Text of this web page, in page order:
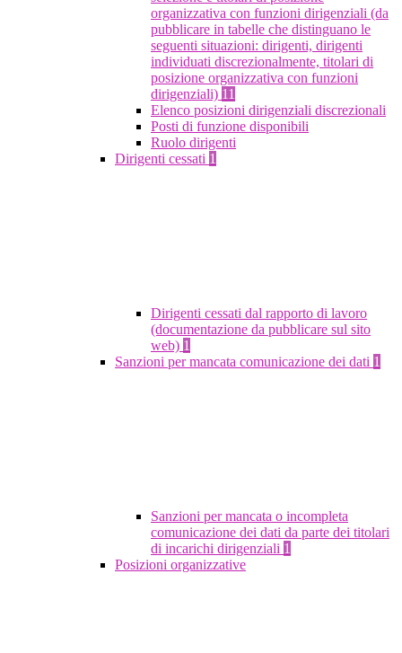
organizzativa con funzioni dirigenziali (da
pubblicare in tabelle che distinguano le
seguenti situazioni: dirigenti, dirigenti
individuati discrezionalmente, titolari di
posizione organizzativa con funzioni
dirigenziali) 11
Elenco posizioni dirigenziali discrezionali
Posti di funzione disponibili
Ruolo dirigenti
Dirigenti cessati 1
Dirigenti cessati dal rapporto di lavoro
(documentazione da pubblicare sul sito
web) 1
Sanzioni per mancata comunicazione dei dati 1
Sanzioni per mancata o incompleta
comunicazione dei dati da parte dei titolari
di incarichi dirigenziali 1
Posizioni organizzative